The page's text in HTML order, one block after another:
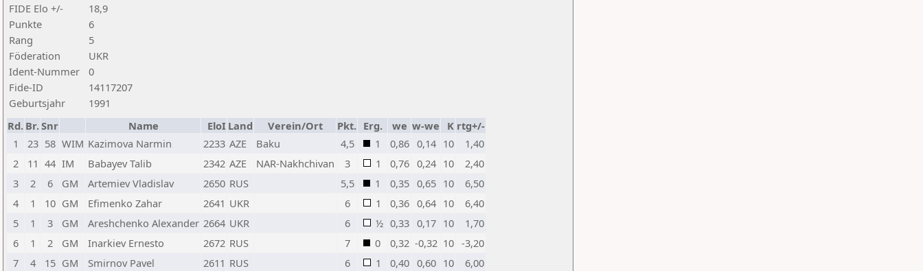
FIDE Elo +/-
18,9
Punkte
6
Rang
5
Föderation
UKR
Ident-Nummer
0
Fide-ID
14117207
Geburtsjahr
1991
Rd. Br.Snr Name EloI Land Verein/Ort Pkt. Erg. we w-we K rtg+/-
1
23 58 WIM Kazimova Narmin 2233 AZE Baku 4,5 1 0,86 0,14 10
1,40
2
11 44 IM Babayev Talib 2342 AZE NAR-Nakhchivan 3 1 0,76 0,24 10
2,40
3
2 6 GM Artemiev Vladislav 2650 RUS 5,5 1 0,35 0,65 10
6,50
4
1 10 GM Efimenko Zahar 2641 UKR 6 1 0,36 0,64 10
6,40
5
1 3 GM Areshchenko Alexander 2664 UKR 6 ½ 0,33 0,17 10
1,70
6
1 2 GM Inarkiev Ernesto 2672 RUS 7 0 0,32 -0,32 10 -3,20
7
4 15 GM Smirnov Pavel 2611 RUS 6 1 0,40 0,60 10 6,00